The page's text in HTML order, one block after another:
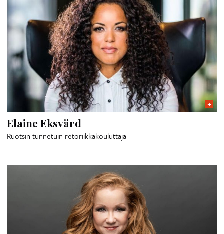
Elaine Eksvärd
Ruotsin tunnetuin retoriikkakouluttaja